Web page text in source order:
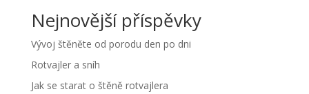
Nejnovější příspěvky
Vývoj štěněte od porodu den po dni
Rotvajler a sníh
Jak se starat o štěně rotvajlera